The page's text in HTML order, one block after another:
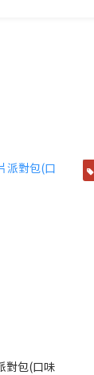
對包(口味